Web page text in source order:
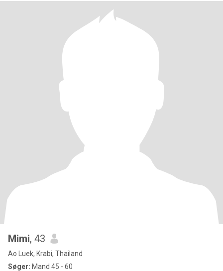
Mimi, 43
Ao Luek, Krabi, Thailand
Søger: Mand 45 - 60